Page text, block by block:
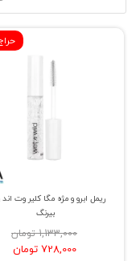
% حراج
ریمل ابرو و مژه مگا کلیر وت اند
بیرنگ
1,133,000 تومان
728,000 تومان